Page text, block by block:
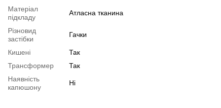
Матеріал
підкладу
Атласна тканина
Різновид
застібки
Гачки
Кишені
Так
Трансформер
Так
Наявність
капюшону
Ні